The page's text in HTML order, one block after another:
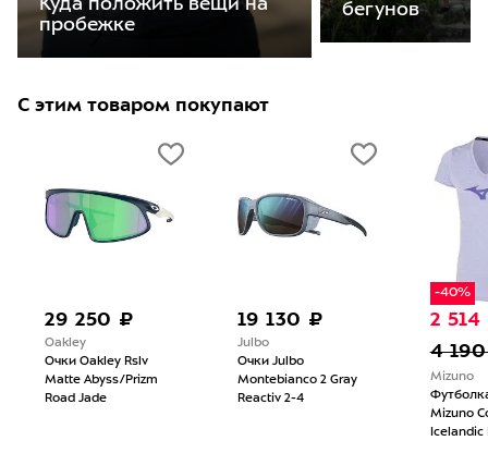
Куда положить вещи на
пробежке
бегунов
С этим товаром покупают
29 250 ₽
Oakley
Очки Oakley Rslv
Matte Abyss/Prizm
Road Jade
19 130 ₽
Julbo
Очки Julbo
Montebianco 2 Gray
Reactiv 2-4
-40%
2
4
Mizuno
Mizuno
Icelandic